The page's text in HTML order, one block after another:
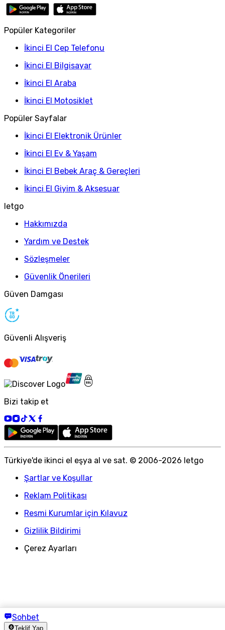
Sohbet
Teklif Yap
Popüler Kategoriler
İkinci El Cep Telefonu
İkinci El Bilgisayar
İkinci El Araba
İkinci El Motosiklet
Popüler Sayfalar
İkinci El Elektronik Ürünler
İkinci El Ev & Yaşam
İkinci El Bebek Araç & Gereçleri
İkinci El Giyim & Aksesuar
letgo
Hakkımızda
Yardım ve Destek
Sözleşmeler
Güvenlik Önerileri
Güven Damgası
Güvenli Alışveriş
Bizi takip et
Türkiye'de ikinci el eşya al ve sat. © 2006-2026 letgo
Şartlar ve Koşullar
Reklam Politikası
Resmi Kurumlar için Kılavuz
Gizlilik Bildirimi
Çerez Ayarları